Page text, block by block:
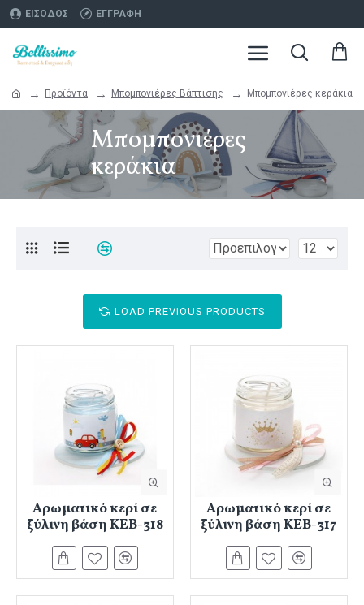
ΕΊΣΟΔΟΣ ΕΓΓΡΑΦΉ
Προϊόντα Μπομπονιέρες Βάπτισης Μπομπονιέρες κεράκια
Μπομπονιέρες
κεράκια
LOAD PREVIOUS PRODUCTS
Αρωματικό κερί σε
ξύλινη βάση ΚΕΒ-318
Αρωματικό κερί σε
ξύλινη βάση ΚΕΒ-317